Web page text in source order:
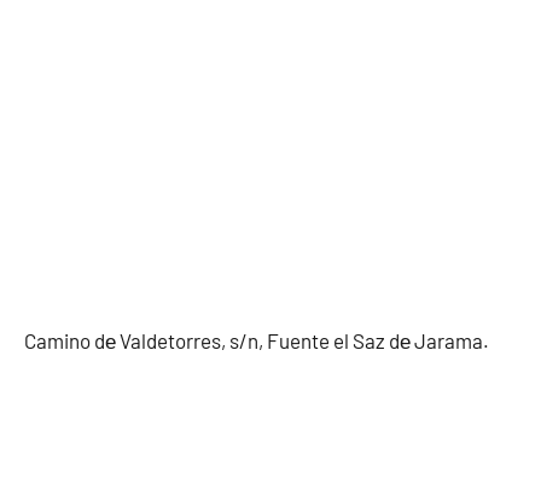
Camino dе Valdetorres, s/n, Fuente el Saz dе Jarama.